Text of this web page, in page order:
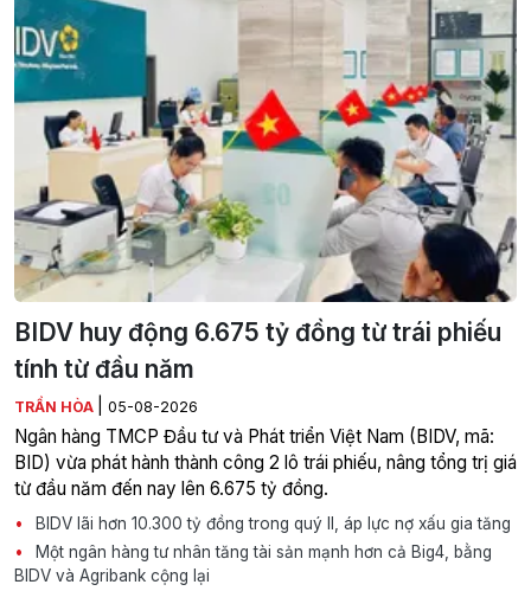
BIDV huy động 6.675 tỷ đồng từ trái phiếu
tính từ đầu năm
TRẦN HÒA 05-08-2026
Ngân hàng TMCP Đầu tư và Phát triển Việt Nam (BIDV, mã:
BID) vừa phát hành thành công 2 lô trái phiếu, nâng tổng trị giá
từ đầu năm đến nay lên 6.675 tỷ đồng.
BIDV lãi hơn 10.300 tỷ đồng trong quý II, áp lực nợ xấu gia tăng
Một ngân hàng tư nhân tăng tài sản mạnh hơn cả Big4, bằng
BIDV và Agribank cộng lại